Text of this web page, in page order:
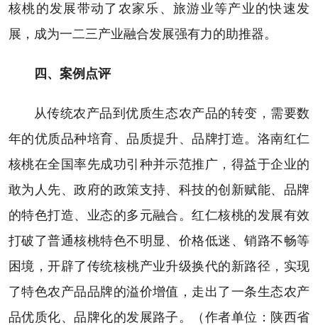
核桃的发展带动了农家乐、旅游业等产业的快速发
展，成为一二三产业融合发展强有力的助推器。
四、案例点评
从传统农产品到优质生态农产品的转变，需要数
年的优质品种培育、品质提升、品牌打造。洛南红仁
核桃在全国率先成功引种并示范推广，得益于企业的
敢为人先、政府的政策支持、科技的创新赋能、品牌
的特色打造、业态的多元融合。红仁核桃的发展有效
打破了普通核桃特色不明显、价格低迷、销路不畅等
困境，开辟了传统核桃产业升级换代的新路径，实现
了特色农产品品牌的溢价增值，走出了一条生态农产
品优质化、品牌化的发展路子。（作者单位：陕西省